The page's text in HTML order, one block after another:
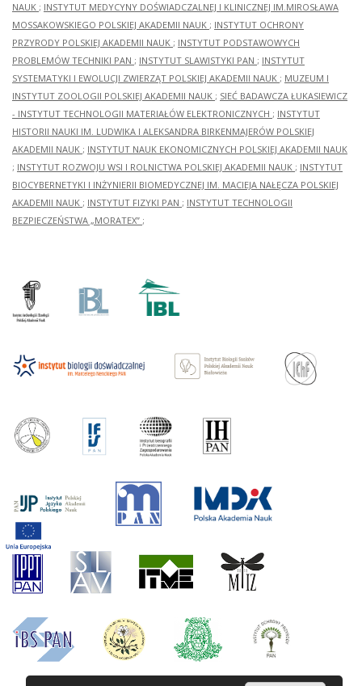
NAUK ; INSTYTUT MEDYCYNY DOŚWIADCZALNEJ I KLINICZNEJ IM.MIROSŁAWA
MOSSAKOWSKIEGO POLSKIEJ AKADEMII NAUK ; INSTYTUT OCHRONY
PRZYRODY POLSKIEJ AKADEMII NAUK ; INSTYTUT PODSTAWOWYCH
PROBLEMÓW TECHNIKI PAN ; INSTYTUT SLAWISTYKI PAN ; INSTYTUT
SYSTEMATYKI I EWOLUCJI ZWIERZĄT POLSKIEJ AKADEMII NAUK ; MUZEUM I
INSTYTUT ZOOLOGII POLSKIEJ AKADEMII NAUK ; SIEĆ BADAWCZA ŁUKASIEWICZ
- INSTYTUT TECHNOLOGII MATERIAŁÓW ELEKTRONICZNYCH ; INSTYTUT
HISTORII NAUKI IM. LUDWIKA I ALEKSANDRA BIRKENMAJERÓW POLSKIEJ
AKADEMII NAUK ; INSTYTUT NAUK EKONOMICZNYCH POLSKIEJ AKADEMII NAUK
; INSTYTUT ROZWOJU WSI I ROLNICTWA POLSKIEJ AKADEMII NAUK ; INSTYTUT
BIOCYBERNETYKI I INŻYNIERII BIOMEDYCZNEJ IM. MACIEJA NAŁĘCZA POLSKIEJ
AKADEMII NAUK ; INSTYTUT FIZYKI PAN ; INSTYTUT TECHNOLOGII
BEZPIECZEŃSTWA „MORATEX” ;